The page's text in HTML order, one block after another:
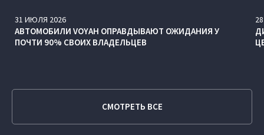
31 ИЮЛЯ 2026
АВТОМОБИЛИ VOYAH ОПРАВДЫВАЮТ ОЖИДАНИЯ У
ПОЧТИ 90% СВОИХ ВЛАДЕЛЬЦЕВ
28
СМОТРЕТЬ ВСЕ